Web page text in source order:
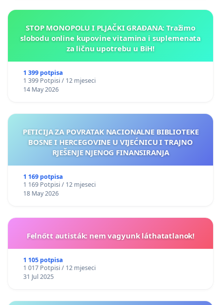
STOP MONOPOLU I PLJAČKI GRAĐANA: Tražimo
slobodu online kupovine vitamina i suplemenata
za ličnu upotrebu u BiH!
1 399 potpisa
1 399 Potpisi / 12 mjeseci
14 May 2026
PETICIJA ZA POVRATAK NACIONALNE BIBLIOTEKE
BOSNE I HERCEGOVINE U VIJEĆNICU I TRAJNO
RJEŠENJE NJENOG FINANSIRANJA
1 169 potpisa
1 169 Potpisi / 12 mjeseci
18 May 2026
Felnőtt autisták: nem vagyunk láthatatlanok!
1 105 potpisa
1 017 Potpisi / 12 mjeseci
31 Jul 2025